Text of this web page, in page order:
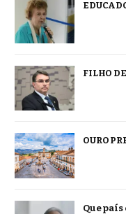
FILHO
OURO
Que país